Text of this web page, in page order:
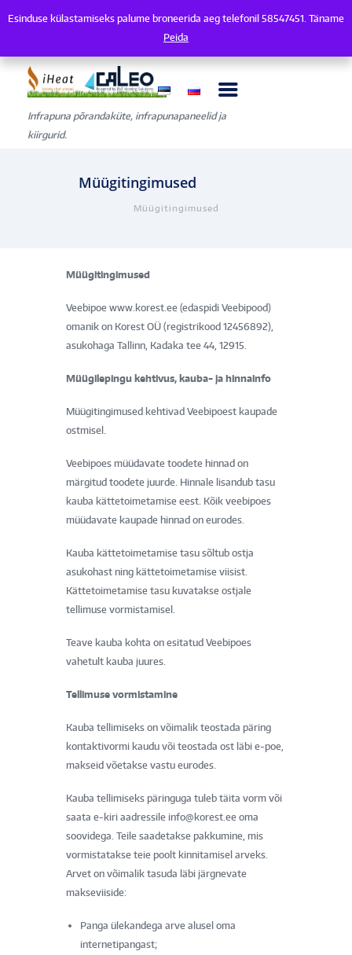
Infrapuna põrandaküte, infrapunapaneelid ja
kiirgurid.
Müügitingimused
Müügitingimused
Müügitingimused
Veebipoe www.korest.ee (edaspidi Veebipood)
omanik on Korest OÜ (registrikood 12456892),
asukohaga Tallinn, Kadaka tee 44, 12915.
Müügilepingu kehtivus, kauba- ja hinnainfo
Müügitingimused kehtivad Veebipoest kaupade
ostmisel.
Veebipoes müüdavate toodete hinnad on
märgitud toodete juurde. Hinnale lisandub tasu
kauba kättetoimetamise eest. Kõik veebipoes
müüdavate kaupade hinnad on eurodes.
Kauba kättetoimetamise tasu sõltub ostja
asukohast ning kättetoimetamise viisist.
Kättetoimetamise tasu kuvatakse ostjale
tellimuse vormistamisel.
Teave kauba kohta on esitatud Veebipoes
vahetult kauba juures.
Tellimuse vormistamine
Kauba tellimiseks on võimalik teostada päring
kontaktivormi kaudu või teostada ost läbi e-poe,
makseid võetakse vastu eurodes.
Kauba tellimiseks päringuga tuleb täita vorm või
saata e-kiri aadressile info@korest.ee oma
soovidega. Teile saadetakse pakkumine, mis
vormistatakse teie poolt kinnitamisel arveks.
Arvet on võimalik tasuda läbi järgnevate
makseviiside:
Panga ülekandega arve alusel oma
internetipangast;
Esinduse külastamiseks palume broneerida aeg telefonil 58547451.
Esinduse külastamiseks palume broneerida aeg telefonil 58547451. Täname
Peida